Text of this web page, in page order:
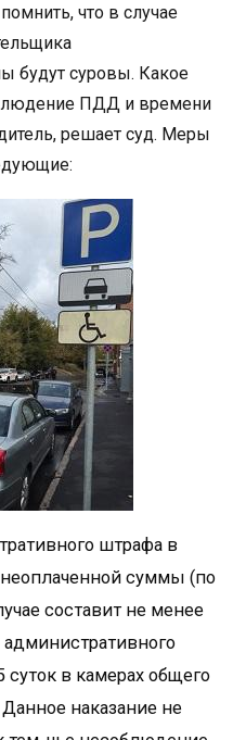
что в случае
будут суровы. Какое
ПДД и времени
решает суд. Меры
штрафа в
суммы (по
составит не менее
суток в камерах общего
наказание не